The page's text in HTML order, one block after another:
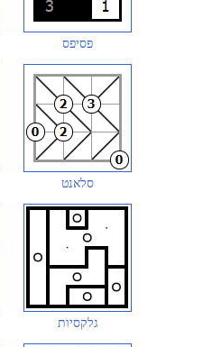
פסיפס
סלאנט
גלקסיות